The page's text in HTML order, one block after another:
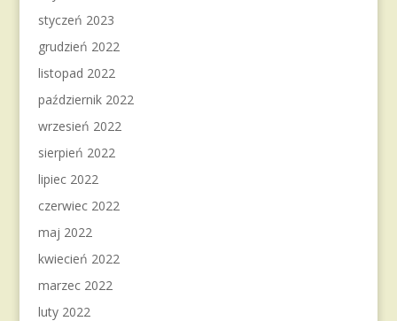
styczeń 2023
grudzień 2022
listopad 2022
październik 2022
wrzesień 2022
sierpień 2022
lipiec 2022
czerwiec 2022
maj 2022
kwiecień 2022
marzec 2022
luty 2022